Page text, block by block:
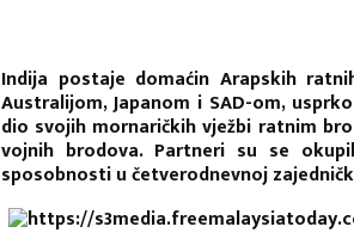
Indija postaje domaćin Arapskih
Australijom, Japanom i SAD-om,
dio svojih mornaričkih vježbi ratnim
vojnih brodova. Partneri su se
sposobnosti u četverodnevnoj